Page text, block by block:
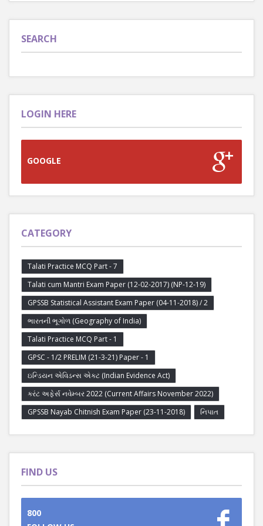
SEARCH
LOGIN HERE
GOOGLE
CATEGORY
Talati Practice MCQ Part - 7
Talati cum Mantri Exam Paper (12-02-2017) (NP-12-19)
GPSSB Statistical Assistant Exam Paper (04-11-2018) / 2
ભારતની ભૂગોળ (Geography of India)
Talati Practice MCQ Part - 1
GPSC - 1/2 PRELIM (21-3-21) Paper - 1
ઇન્ડિયન એવિડન્સ એક્ટ (Indian Evidence Act)
કરંટ અફેર્સ નવેમ્બર 2022 (Current Affairs November 2022)
GPSSB Nayab Chitnish Exam Paper (23-11-2018)
નિપાત
FIND US
800